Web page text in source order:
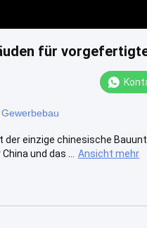
für
der einzige chinesische
und das ...
Ansicht mehr